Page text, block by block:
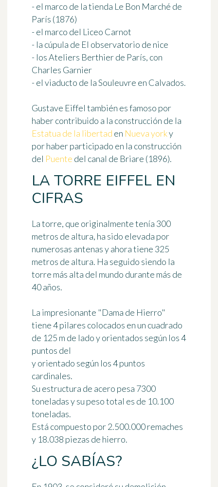
- el marco de la tienda Le Bon Marché de
París (1876)
- el marco del Liceo Carnot
- la cúpula de El observatorio de nice
- los Ateliers Berthier de París, con
Charles Garnier
- el viaducto de la Souleuvre en Calvados.
Gustave Eiffel también es famoso por
haber contribuido a la construcción de la
Estatua de la libertad en Nueva yorky
por haber participado en la construcción
del Puente del canal de Briare (1896).
LA TORRE EIFFEL EN
CIFRAS
La torre, que originalmente tenía 300
metros de altura, ha sido elevada por
numerosas antenas y ahora tiene 325
metros de altura. Ha seguido siendo la
torre más alta del mundo durante más de
40 años.
La impresionante "Dama de Hierro"
tiene 4 pilares colocados en un cuadrado
de 125 m de lado y orientados según los 4
puntos del
y orientado según los 4 puntos
cardinales.
Su estructura de acero pesa 7300
toneladas y su peso total es de 10.100
toneladas.
Está compuesto por2.500.000 remaches
y 18.038 piezas de hierro.
¿LO SABÍAS?